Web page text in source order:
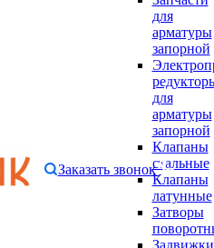
для
арматуры
запорной
для
арматуры
запорной
Клапаны
стальные
Клапаны
латунные
Затворы
Задвижки
Заказать звонок